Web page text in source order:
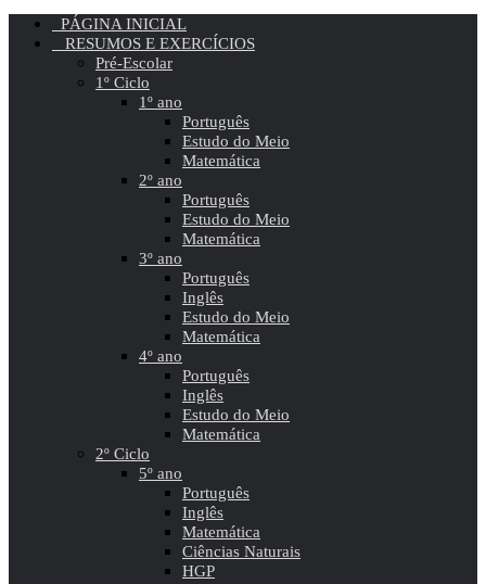
PÁGINA INICIAL
RESUMOS E EXERCÍCIOS
Pré-Escolar
1º Ciclo
1º ano
Português
Estudo do Meio
Matemática
2º ano
Português
Estudo do Meio
Matemática
3º ano
Português
Inglês
Estudo do Meio
Matemática
4º ano
Português
Inglês
Estudo do Meio
Matemática
2º Ciclo
5º ano
Português
Inglês
Matemática
Ciências Naturais
HGP